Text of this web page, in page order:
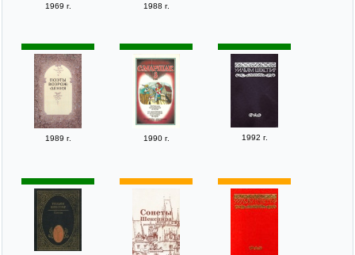
1969 г. 1988 г.
1989 г. 1990 г. 1992 г.